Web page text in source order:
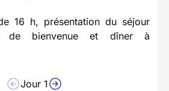
16 h, présentation du séjour
de bienvenue et dîner à
Jour 1